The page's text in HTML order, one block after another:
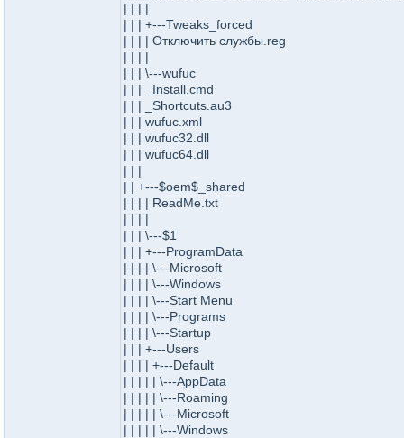
| | | |
| | | +---Tweaks_forced
| | | | Отключить службы.reg
| | | |
| | | \---wufuc
| | | _Install.cmd
| | | _Shortcuts.au3
| | | wufuc.xml
| | | wufuc32.dll
| | | wufuc64.dll
| | |
| | +---$oem$_shared
| | | | ReadMe.txt
| | | |
| | | \---$1
| | | +---ProgramData
| | | | \---Microsoft
| | | | \---Windows
| | | | \---Start Menu
| | | | \---Programs
| | | | \---Startup
| | | +---Users
| | | | +---Default
| | | | | \---AppData
| | | | | \---Roaming
| | | | | \---Microsoft
| | | | | \---Windows